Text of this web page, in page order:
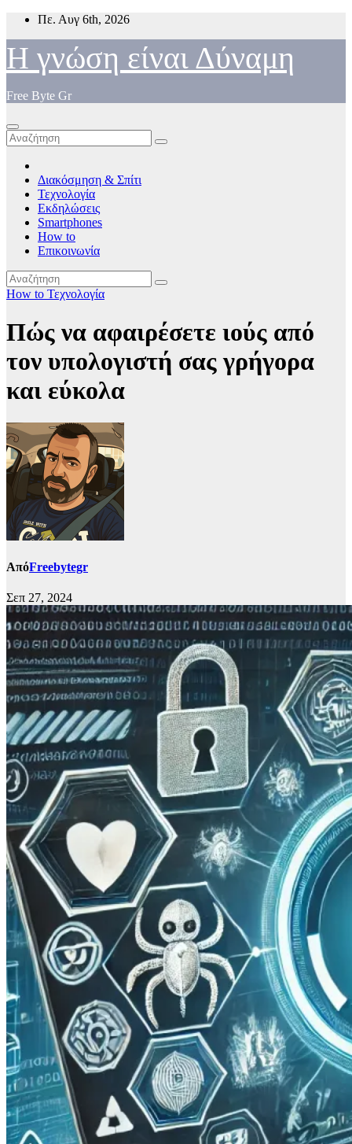
Μετάβαση
περιεχόμενο
Πε. Αυγ 6th, 2026
Η γνώση είναι Δύναμη
Free Byte Gr
Διακόσμηση & Σπίτι
Τεχνολογία
Εκδηλώσεις
Smartphones
How to
Επικοινωνία
How to Τεχνολογία
Πώς να αφαιρέσετε ιούς από
τον υπολογιστή σας γρήγορα
και εύκολα
ΑπόFreebytegr
Σεπ 27, 2024